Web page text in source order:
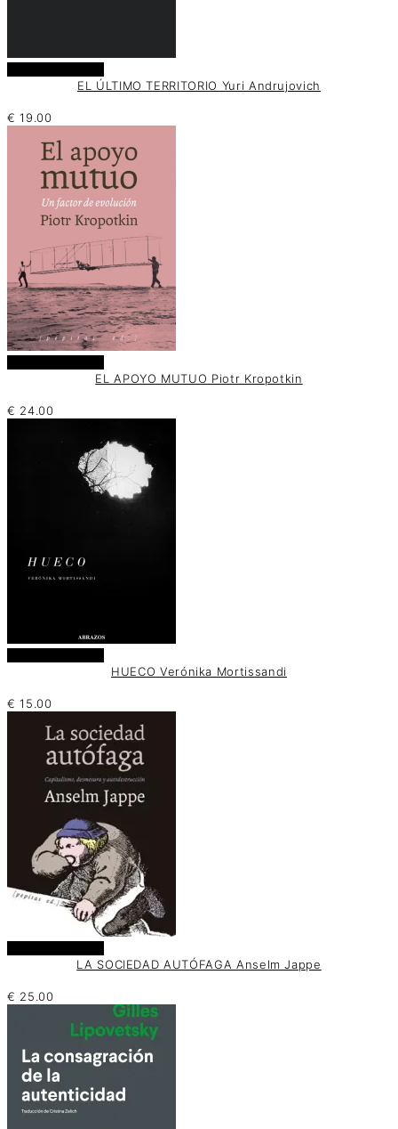
EL ÚLTIMO TERRITORIO Yuri Andrujovich
€ 19.00
EL APOYO MUTUO Piotr Kropotkin
€ 24.00
HUECO Verónika Mortissandi
€ 15.00
LA SOCIEDAD AUTÓFAGA Anselm Jappe
€ 25.00